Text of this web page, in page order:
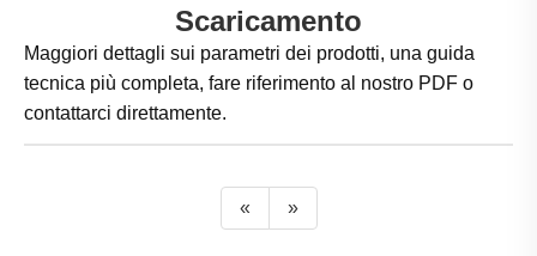
Scaricamento
Maggiori dettagli sui parametri dei prodotti, una guida
tecnica più completa, fare riferimento al nostro PDF o
contattarci direttamente.
« »